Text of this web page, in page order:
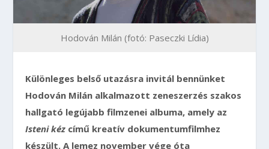
Hodován Milán (fotó: Paseczki Lídia)
Különleges belső utazásra invitál bennünket
Hodován Milán alkalmazott zeneszerzés szakos
hallgató legújabb filmzenei albuma, amely az
Isteni kéz című kreatív dokumentumfilmhez
készült. A lemez november vége óta